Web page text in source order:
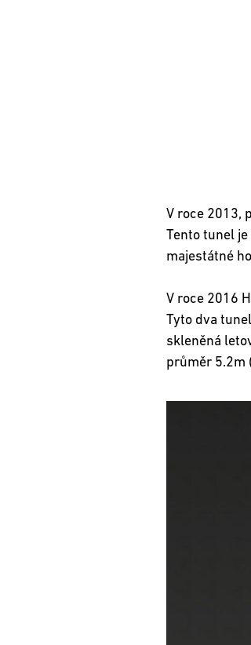
V roce 2013,
Tento tunel
majestátné
V roce 2016
Tyto dva
skleněná
průměr 5.2m